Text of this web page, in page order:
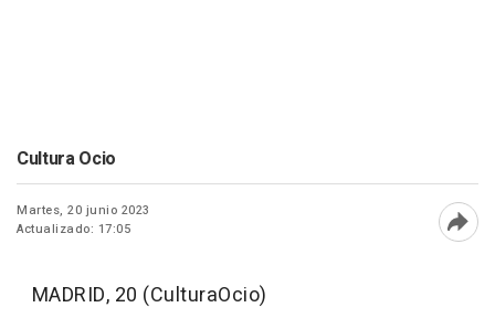
Cultura Ocio
Martes, 20 junio 2023
Actualizado: 17:05
MADRID, 20 (CulturaOcio)